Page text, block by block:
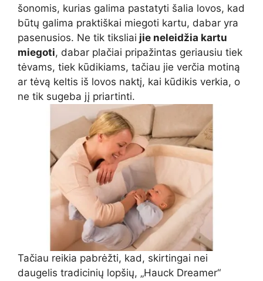
šonomis, kurias galima pastatyti šalia lovos, kad
būtų galima praktiškai miegoti kartu, dabar yra
pasenusios. Ne tik tiksliai jie neleidžia kartu
miegoti, dabar plačiai pripažintas geriausiu tiek
tėvams, tiek kūdikiams, tačiau jie verčia motiną
ar tėvą keltis iš lovos naktį, kai kūdikis verkia, o
ne tik sugeba jį priartinti.
Tačiau reikia pabrėžti, kad, skirtingai nei
daugelis tradicinių lopšių, „Hauck Dreamer“